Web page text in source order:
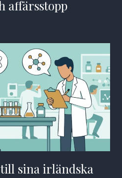
affärsstopp
sina irländska